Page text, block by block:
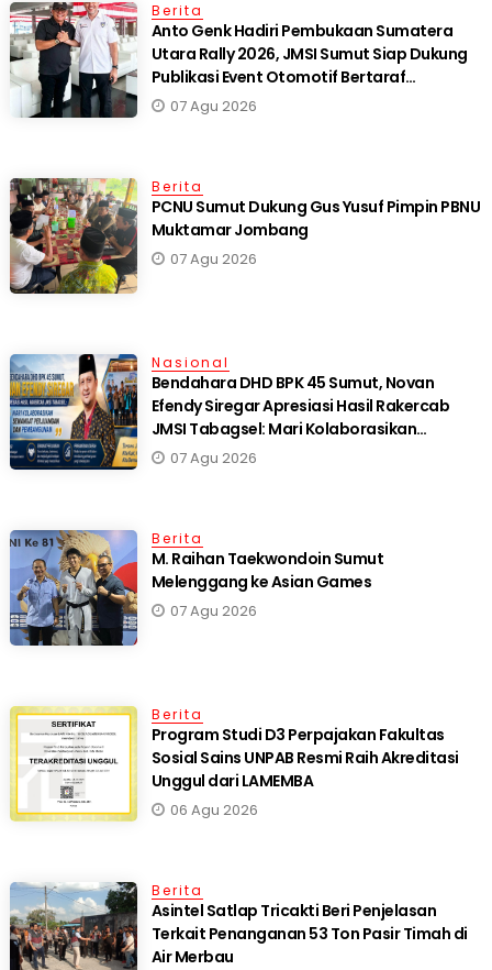
Berita
Anto Genk Hadiri Pembukaan Sumatera
Utara Rally 2026, JMSI Sumut Siap Dukung
Publikasi Event Otomotif Bertaraf
Internasional*
07 Agu 2026
Berita
PCNU Sumut Dukung Gus Yusuf Pimpin PBNU
Muktamar Jombang
07 Agu 2026
Nasional
Bendahara DHD BPK 45 Sumut, Novan
Efendy Siregar Apresiasi Hasil Rakercab
JMSI Tabagsel: Mari Kolaborasikan
Semangat Perjuangan dan Pembangunan
07 Agu 2026
Berita
M. Raihan Taekwondoin Sumut
Melenggang ke Asian Games
07 Agu 2026
Berita
Program Studi D3 Perpajakan Fakultas
Sosial Sains UNPAB Resmi Raih Akreditasi
Unggul dari LAMEMBA
06 Agu 2026
Berita
Asintel Satlap Tricakti Beri Penjelasan
Terkait Penanganan 53 Ton Pasir Timah di
Air Merbau